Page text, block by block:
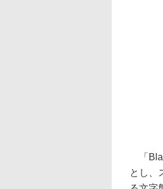
「
とし、